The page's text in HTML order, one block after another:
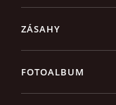
ZÁSAHY
FOTOALBUM